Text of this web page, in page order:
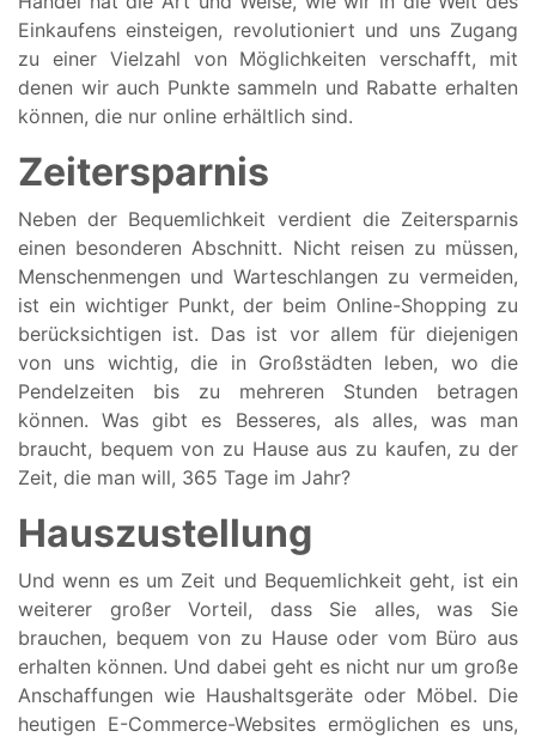
Einkaufens einsteigen, revolutioniert und uns Zugang
zu einer Vielzahl von Möglichkeiten verschafft, mit
denen wir auch Punkte sammeln und Rabatte erhalten
können, die nur online erhältlich sind.
Zeitersparnis
Neben der Bequemlichkeit verdient die Zeitersparnis
einen besonderen Abschnitt. Nicht reisen zu müssen,
Menschenmengen und Warteschlangen zu vermeiden,
ist ein wichtiger Punkt, der beim Online-Shopping zu
berücksichtigen ist. Das ist vor allem für diejenigen
von uns wichtig, die in Großstädten leben, wo die
Pendelzeiten bis zu mehreren Stunden betragen
können. Was gibt es Besseres, als alles, was man
braucht, bequem von zu Hause aus zu kaufen, zu der
Zeit, die man will, 365 Tage im Jahr?
Hauszustellung
Und wenn es um Zeit und Bequemlichkeit geht, ist ein
weiterer großer Vorteil, dass Sie alles, was Sie
brauchen, bequem von zu Hause oder vom Büro aus
erhalten können. Und dabei geht es nicht nur um große
Anschaffungen wie Haushaltsgeräte oder Möbel. Die
heutigen E-Commerce-Websites ermöglichen es uns,